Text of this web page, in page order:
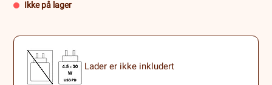
Ikke på lager
Lader er ikke inkludert